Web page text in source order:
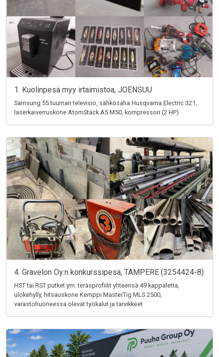
1. Kuolinpesä myy irtaimistoa, JOENSUU
Samsung 55 tuuman televisio, sähkösaha Husqvarna Electric 321,
laserkaiverruskone AtomStack A5 M50, kompressori (2 HP)
4. Gravelon Oy:n konkurssipesä, TAMPERE (3254424-8)
HST tai RST putket ym. teräsprofiilit yhteensä 49 kappaletta,
ulokehylly, hitsauskone Kemppi MasterTig MLS 2500,
varastohuoneessa olevat työkalut ja tarvikkeet